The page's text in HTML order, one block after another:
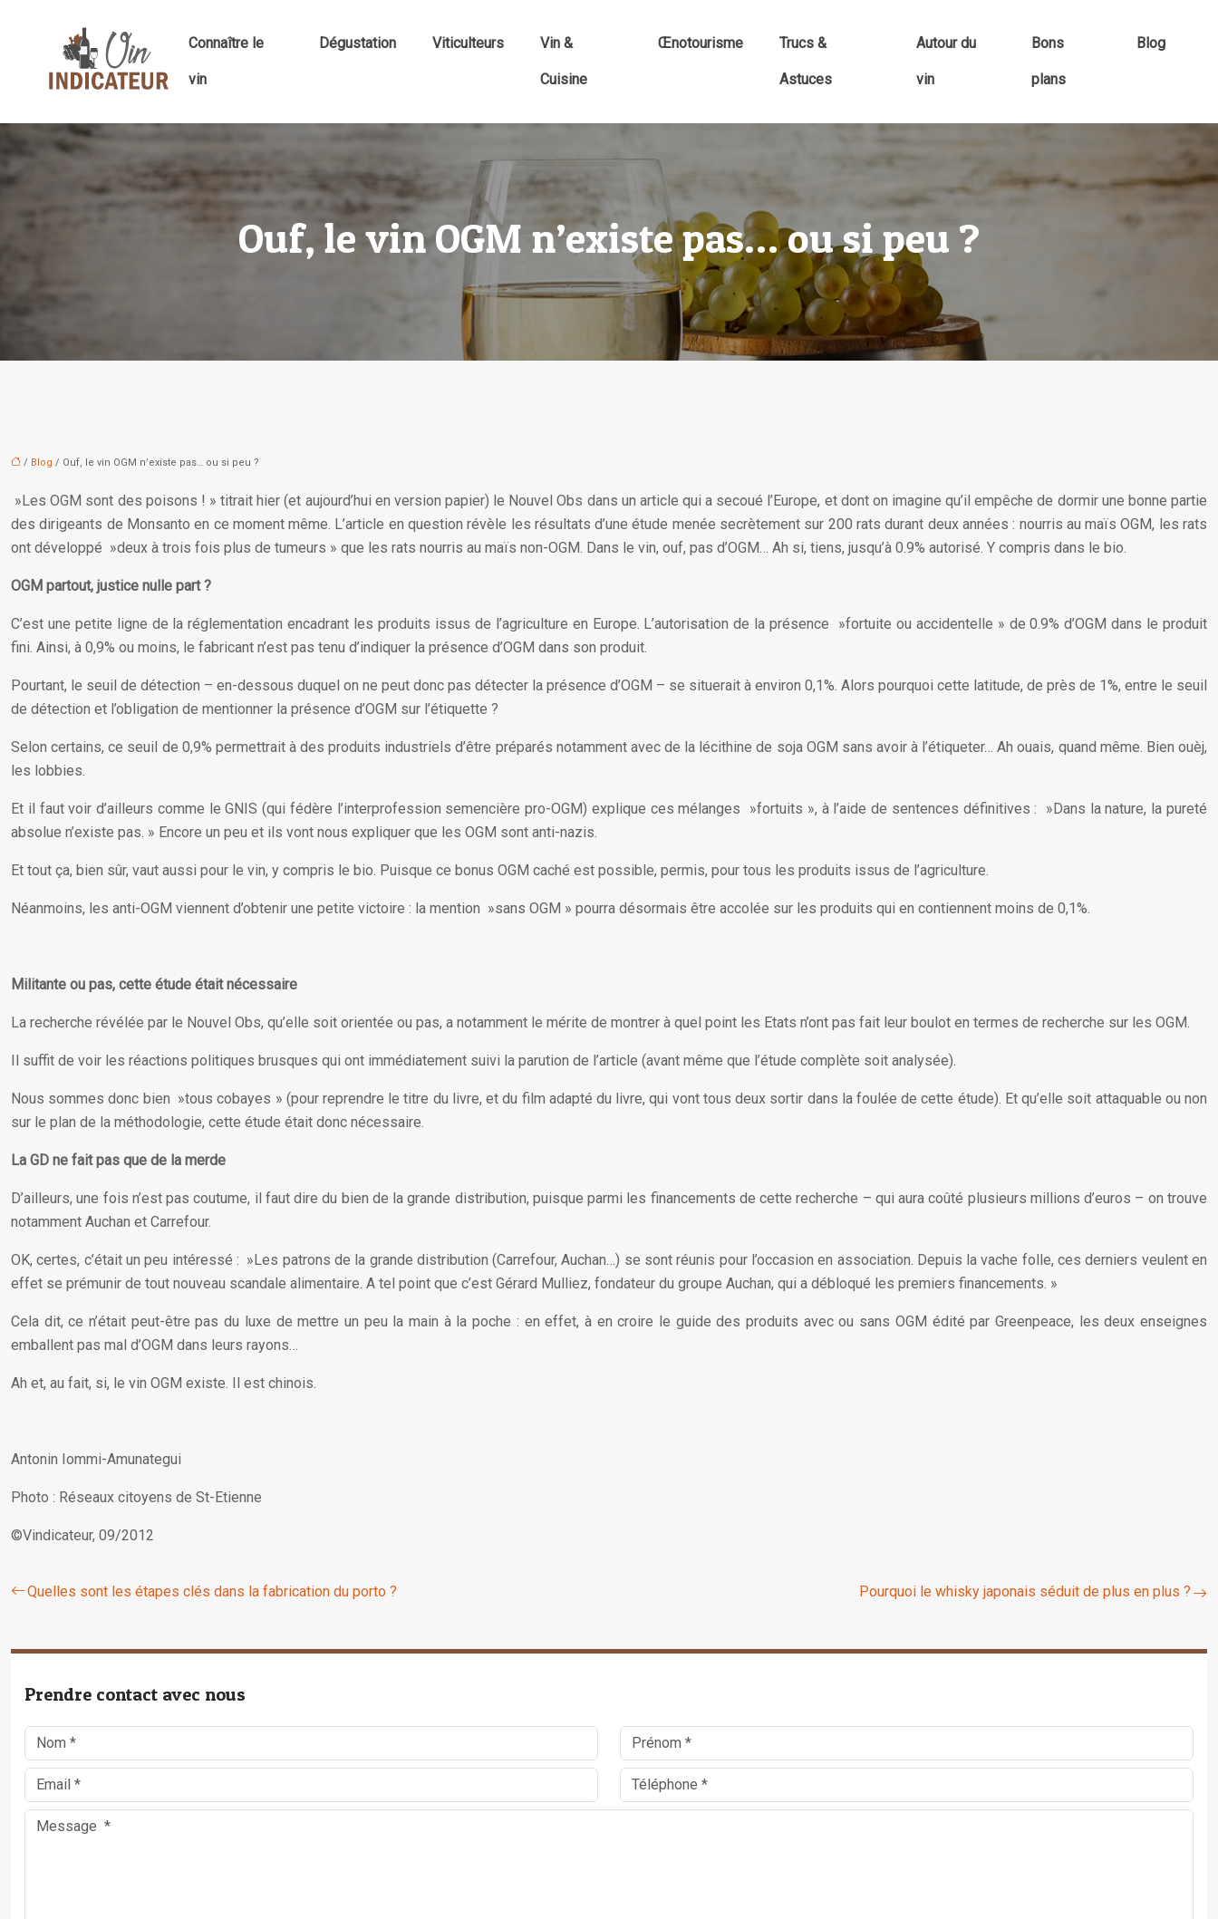
Connaître le
vin
Dégustation Viticulteurs Vin &
Cuisine
Œnotourisme Trucs &
Astuces
Autour du
vin
Bons
plans
Blog
Ouf, le vin OGM n’existe pas… ou si peu ?
/ Blog / Ouf, le vin OGM n’existe pas… ou si peu ?
»Les OGM sont des poisons ! » titrait hier (et aujourd’hui en version papier) le Nouvel Obs dans un article qui a secoué l’Europe, et dont on imagine qu’il empêche de dormir une bonne partie
des dirigeants de Monsanto en ce moment même. L’article en question révèle les résultats d’une étude menée secrètement sur 200 rats durant deux années : nourris au maïs OGM, les rats
ont développé »deux à trois fois plus de tumeurs » que les rats nourris au maïs non-OGM. Dans le vin, ouf, pas d’OGM… Ah si, tiens, jusqu’à 0.9% autorisé. Y compris dans le bio.
OGM partout, justice nulle part ?
C’est une petite ligne de la réglementation encadrant les produits issus de l’agriculture en Europe. L’autorisation de la présence »fortuite ou accidentelle » de 0.9% d’OGM dans le produit
fini. Ainsi, à 0,9% ou moins, le fabricant n’est pas tenu d’indiquer la présence d’OGM dans son produit.
Pourtant, le seuil de détection – en-dessous duquel on ne peut donc pas détecter la présence d’OGM – se situerait à environ 0,1%. Alors pourquoi cette latitude, de près de 1%, entre le seuil
de détection et l’obligation de mentionner la présence d’OGM sur l’étiquette ?
Selon certains, ce seuil de 0,9% permettrait à des produits industriels d’être préparés notamment avec de la lécithine de soja OGM sans avoir à l’étiqueter… Ah ouais, quand même. Bien ouèj,
les lobbies.
Et il faut voir d’ailleurs comme le GNIS (qui fédère l’interprofession semencière pro-OGM) explique ces mélanges »fortuits », à l’aide de sentences définitives : »Dans la nature, la pureté
absolue n’existe pas. » Encore un peu et ils vont nous expliquer que les OGM sont anti-nazis.
Et tout ça, bien sûr, vaut aussi pour le vin, y compris le bio. Puisque ce bonus OGM caché est possible, permis, pour tous les produits issus de l’agriculture.
Néanmoins, les anti-OGM viennent d’obtenir une petite victoire : la mention »sans OGM » pourra désormais être accolée sur les produits qui en contiennent moins de 0,1%.
Militante ou pas, cette étude était nécessaire
La recherche révélée par le Nouvel Obs, qu’elle soit orientée ou pas, a notamment le mérite de montrer à quel point les Etats n’ont pas fait leur boulot en termes de recherche sur les OGM.
Il suffit de voir les réactions politiques brusques qui ont immédiatement suivi la parution de l’article (avant même que l’étude complète soit analysée).
Nous sommes donc bien »tous cobayes » (pour reprendre le titre du livre, et du film adapté du livre, qui vont tous deux sortir dans la foulée de cette étude). Et qu’elle soit attaquable ou non
sur le plan de la méthodologie, cette étude était donc nécessaire.
La GD ne fait pas que de la merde
D’ailleurs, une fois n’est pas coutume, il faut dire du bien de la grande distribution, puisque parmi les financements de cette recherche – qui aura coûté plusieurs millions d’euros – on trouve
notamment Auchan et Carrefour.
OK, certes, c’était un peu intéressé : »Les patrons de la grande distribution (Carrefour, Auchan…) se sont réunis pour l’occasion en association. Depuis la vache folle, ces derniers veulent en
effet se prémunir de tout nouveau scandale alimentaire. A tel point que c’est Gérard Mulliez, fondateur du groupe Auchan, qui a débloqué les premiers financements. »
Cela dit, ce n’était peut-être pas du luxe de mettre un peu la main à la poche : en effet, à en croire le guide des produits avec ou sans OGM édité par Greenpeace, les deux enseignes
emballent pas mal d’OGM dans leurs rayons…
Ah et, au fait, si, le vin OGM existe. Il est chinois.
Antonin Iommi-Amunategui
Photo : Réseaux citoyens de St-Etienne
©Vindicateur, 09/2012
Quelles sont les étapes clés dans la fabrication du porto ? Pourquoi le whisky japonais séduit de plus en plus ?
Prendre contact avec nous